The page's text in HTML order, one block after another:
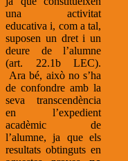
una activitat
educativa i, com a tal,
suposen un dret i un
deure de l’alumne
(art. 22.1b LEC).
Ara bé, això no s’ha
de confondre amb la
seva transcendència
en l’expedient
acadèmic de
l’alumne, ja que els
resultats obtinguts en